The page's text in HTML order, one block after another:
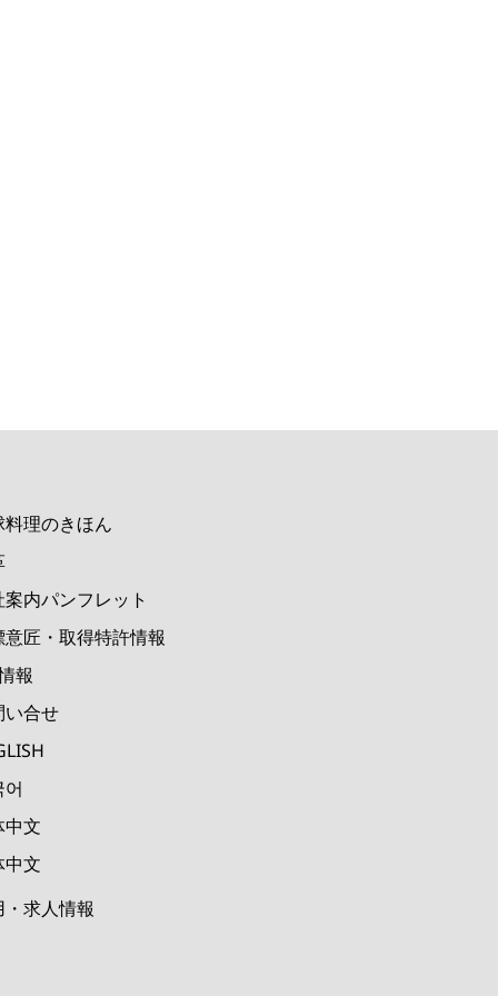
料理のきほん
案内パンフレット
意匠・取得特許情報
報
い合せ
어
中文
中文
・求人情報